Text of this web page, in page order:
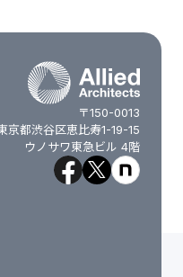
〒150-0013
京都渋谷区恵比寿1-19-15
ウノサワ東急ビル 4階